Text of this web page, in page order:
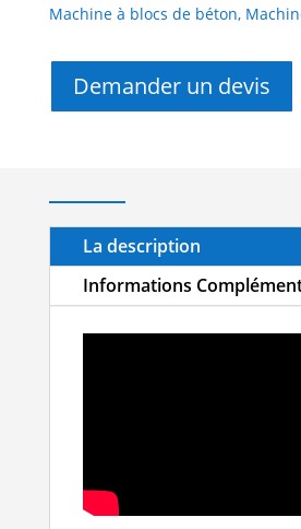
Machine à blocs de béton,
Demander un devis
La description
Informations